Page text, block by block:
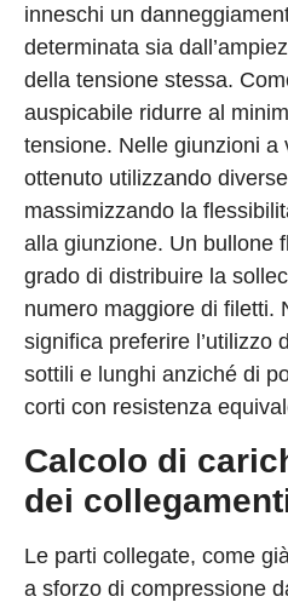
inneschi un
determinata sia
della tensione stessa.
auspicabile ridurre al
tensione. Nelle giunzioni a
ottenuto utilizzando
massimizzando la
alla giunzione. Un bullone
grado di distribuire la
numero maggiore di filetti.
significa preferire l’utilizzo
sottili e lunghi anziché di
corti con resistenza
Calcolo di
dei
Le parti collegate, come
a sforzo di compressione